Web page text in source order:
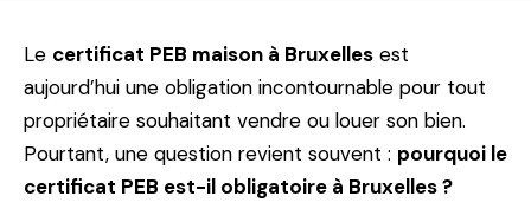
Le certificat PEB maison à Bruxelles est
aujourd’hui une obligation incontournable pour tout
propriétaire souhaitant vendre ou louer son bien.
Pourtant, une question revient souvent : pourquoi le
certificat PEB est-il obligatoire à Bruxelles ?